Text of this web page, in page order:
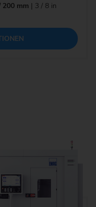
200 mm | 3 / 8 in